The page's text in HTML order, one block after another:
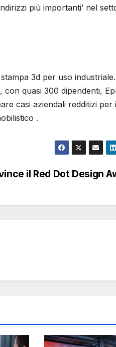
più importanti’ nel
3d per uso
quasi 300 dipendenti,
casi aziendali redditizi per
.
il Red Dot Design